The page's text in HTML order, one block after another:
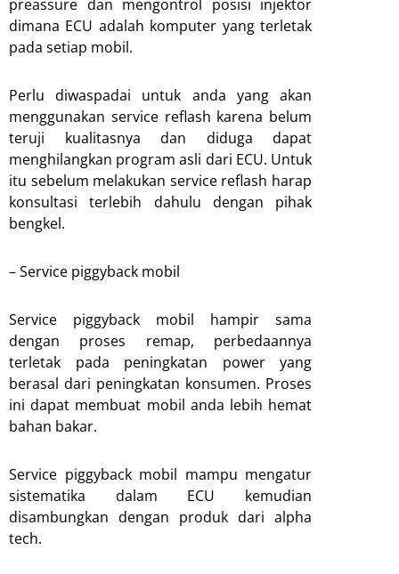
preassure dan mengontrol posisi injektor
dimana ECU adalah komputer yang terletak
pada setiap mobil.
Perlu diwaspadai untuk anda yang akan
menggunakan service reflash karena belum
teruji kualitasnya dan diduga dapat
menghilangkan program asli dari ECU. Untuk
itu sebelum melakukan service reflash harap
konsultasi terlebih dahulu dengan pihak
bengkel.
– Service piggyback mobil
Service piggyback mobil hampir sama
dengan proses remap, perbedaannya
terletak pada peningkatan power yang
berasal dari peningkatan konsumen. Proses
ini dapat membuat mobil anda lebih hemat
bahan bakar.
Service piggyback mobil mampu mengatur
sistematika dalam ECU kemudian
disambungkan dengan produk dari alpha
tech.